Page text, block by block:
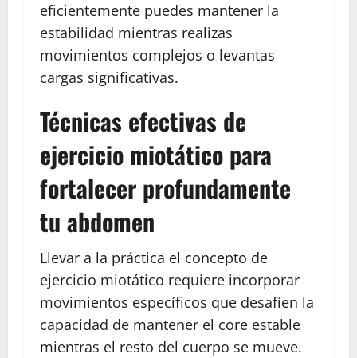
eficientemente puedes mantener la
estabilidad mientras realizas
movimientos complejos o levantas
cargas significativas.
Técnicas efectivas de
ejercicio miotático para
fortalecer profundamente
tu abdomen
Llevar a la práctica el concepto de
ejercicio miotático requiere incorporar
movimientos específicos que desafíen la
capacidad de mantener el core estable
mientras el resto del cuerpo se mueve.